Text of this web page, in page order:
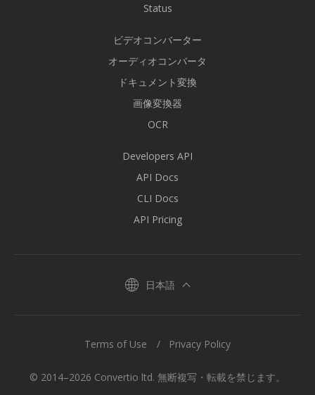
Status
ビデオコンバーター
オーディオコンバータ
ドキュメント変換
画像変換器
OCR
Developers API
API Docs
CLI Docs
API Pricing
日本語
© 2014–2026 Convertio ltd. 無断複写・転載を禁じます。
Terms of Use Privacy Policy